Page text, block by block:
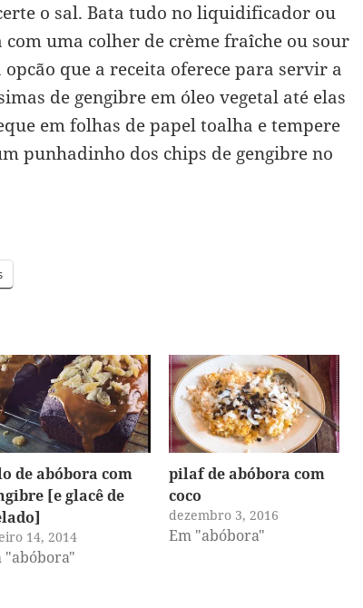
o sal. Bata tudo no liquidificador ou
uma colher de crème fraîche ou sour
que a receita oferece para servir a
de gengibre em óleo vegetal até elas
em folhas de papel toalha e tempere
punhadinho dos chips de gengibre no
de abóbora com
[e glacê de
14, 2014
"abóbora"
pilaf de abóbora com
coco
dezembro 3, 2016
Em "abóbora"